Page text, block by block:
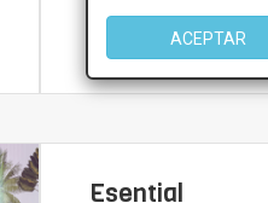
ACEPTAR
Más información
Esential